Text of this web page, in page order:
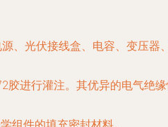
、光伏接线盒、电容、变压器
进行灌注。其优异的电气绝